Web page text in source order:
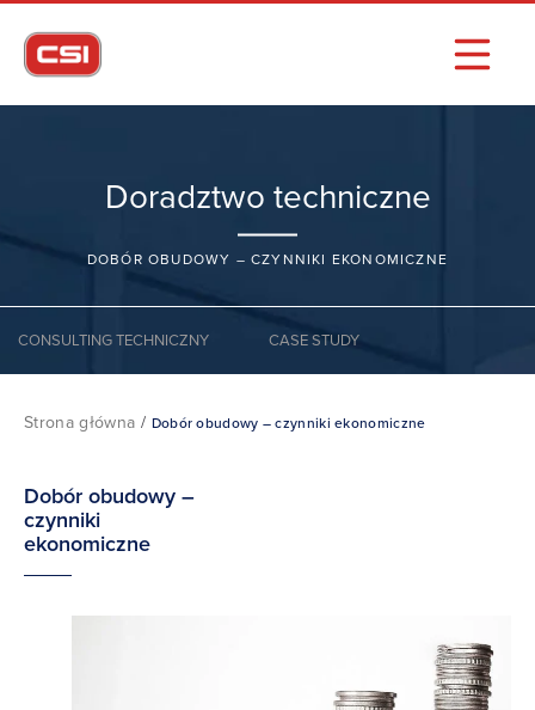
Doradztwo techniczne
DOBÓR OBUDOWY – CZYNNIKI EKONOMICZNE
CONSULTING TECHNICZNY CASE STUDY
Strona główna / Dobór obudowy – czynniki ekonomiczne
Dobór obudowy –
czynniki
ekonomiczne